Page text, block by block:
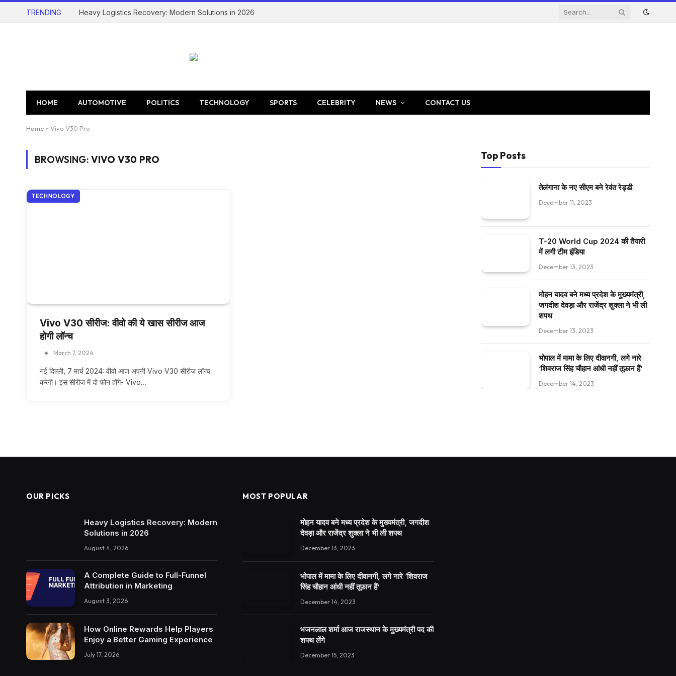
TRENDING Heavy Logistics Recovery: Modern Solutions in 2026
HOME AUTOMOTIVE POLITICS TECHNOLOGY SPORTS CELEBRITY NEWS CONTACT US
Home » Vivo V30 Pro
BROWSING: VIVO V30 PRO
TECHNOLOGY
Vivo V30 सीरीज: वीवो की ये खास सीरीज आज
होगी लॉन्च
March 7, 2024
नई दिल्ली, 7 मार्च 2024: वीवो आज अपनी Vivo V30 सीरीज लॉन्च
करेगी। इस सीरीज में दो फोन होंगे- Vivo…
Top Posts
तेलंगाना के नए सीएम बने रेवंत रेड्डी
December 11, 2023
T-20 World Cup 2024 की तैयारी
में लगी टीम इंडिया
December 13, 2023
मोहन यादव बने मध्य प्रदेश के मुख्यमंत्री,
जगदीश देवड़ा और राजेंद्र शुक्ला ने भी ली
शपथ
December 13, 2023
भोपाल में मामा के लिए दीवानगी, लगे नारे
‘शिवराज सिंह चौहान आंधी नहीं तूफ़ान हैं’
December 14, 2023
OUR PICKS
Heavy Logistics Recovery: Modern
Solutions in 2026
August 4, 2026
A Complete Guide to Full-Funnel
Attribution in Marketing
August 3, 2026
How Online Rewards Help Players
Enjoy a Better Gaming Experience
July 17, 2026
MOST POPULAR
मोहन यादव बने मध्य प्रदेश के मुख्यमंत्री, जगदीश
देवड़ा और राजेंद्र शुक्ला ने भी ली शपथ
December 13, 2023
भोपाल में मामा के लिए दीवानगी, लगे नारे ‘शिवराज
सिंह चौहान आंधी नहीं तूफ़ान हैं’
December 14, 2023
भजनलाल शर्मा आज राजस्थान के मुख्यमंत्री पद की
शपथ लेंगे
December 15, 2023